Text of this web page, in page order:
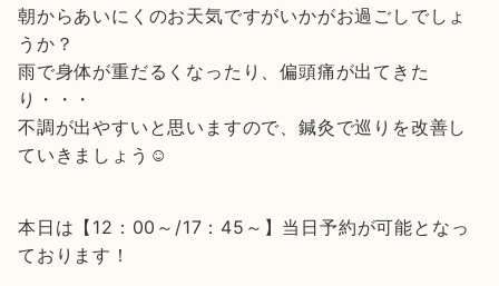
朝からあいにくのお天気ですがいかがお過ごしでしょ
うか？
雨で身体が重だるくなったり、偏頭痛が出てきた
り・・・
不調が出やすいと思いますので、鍼灸で巡りを改善し
ていきましょう☺
本日は【12：00～/17：45～】当日予約が可能となっ
ております！